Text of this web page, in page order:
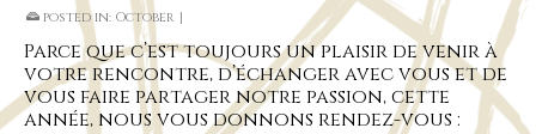
posted in: October |
Parce que c’est toujours un plaisir de venir à
votre rencontre, d’échanger avec vous et de
vous faire partager notre passion, cette
année, nous vous donnons rendez-vous :